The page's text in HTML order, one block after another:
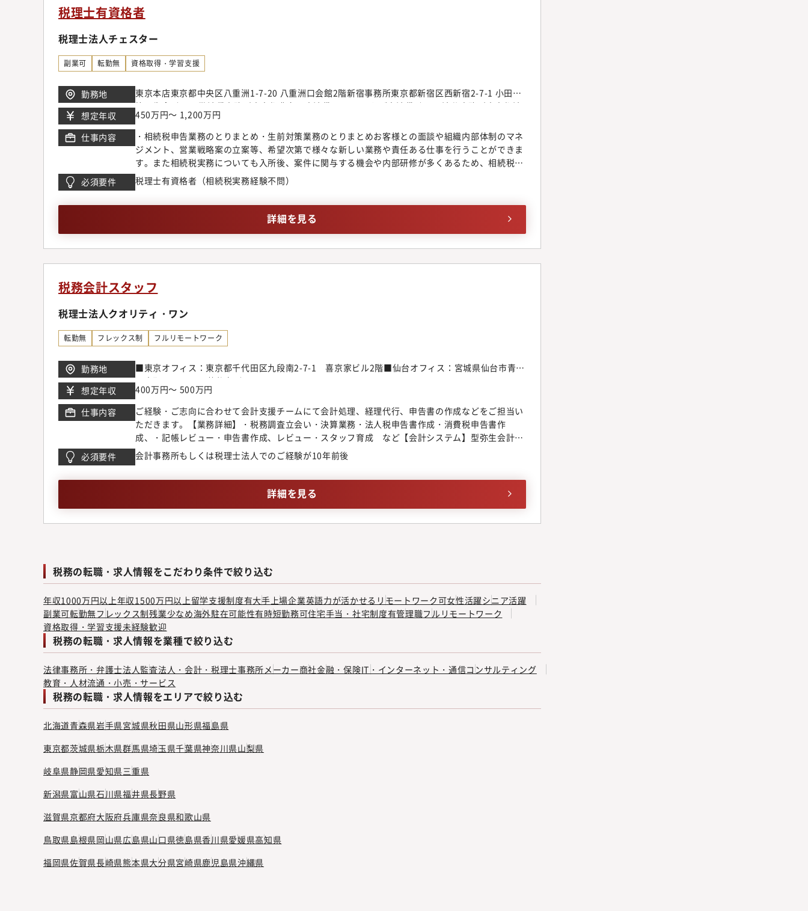
税理士有資格者
税理士法人チェスター
副業可 転勤無 資格取得・学習支援
勤務地
東京本店東京都中央区八重洲1-7-20 八重洲口会館2階新宿事務所東京都新宿区西新宿2-7-1 小田急
第一生命ビル22階池袋事務所東京都豊島区東池袋1-34-5 いちご東池袋ビル5F渋谷事務所東京都渋
谷区道玄坂1-12-1 渋谷マークシティWEST22階立川事務所東京都立川市曙町2-38-5 立川ビジネス
センタービル9階千葉事務所千葉県船橋市本町2-1-1 船橋スクエア２１ 6階横浜事務所神奈川県横
浜市神奈川区鶴屋町2-23-2 TSプラザビル5階湘南藤沢事務所神奈川県藤沢市南藤沢4-3 日本生命南
藤沢ビル3階大宮事務所埼玉県さいたま市大宮区桜木町1-9-6 大宮センタービル2階名古屋事務所愛
之島ビル13階京都事務所京都府京都市中京区笹屋町435 京都御池第一生命ビルディング 6階神戸事
区博多駅東1-13-6 いちご博多イーストビル2階※ 勤務地はご希望に応じて選択していただけます。
想定年収
450万円～ 1,200万円
仕事内容
・相続税申告業務のとりまとめ・生前対策業務のとりまとめお客様との面談や組織内部体制のマネ
ジメント、営業戦略案の立案等、希望次第で様々な新しい業務や責任ある仕事を行うことができま
す。また相続税実務についても入所後、案件に関与する機会や内部研修が多くあるため、相続税業
務経験が少なくても問題ございません。また、事務所としても独立志向の方を応援する社風で、実
際に独立されてからも業務提携を結んでいる方もいらっしゃいます。キャリアパスとして、新たに
拠点を立ち上げる際の拠点長を目指すことも可能です。
必須要件 税理士有資格者（相続税実務経験不問）
詳細を見る
税務会計スタッフ
税理士法人クオリティ・ワン
転勤無 フレックス制 フルリモートワーク
勤務地
■東京オフィス：東京都千代田区九段南2-7-1 喜京家ビル2階■仙台オフィス：宮城県仙台市青葉
区本町1-12-7 三共仙台ビル6F
想定年収
400万円～ 500万円
仕事内容
ご経験・ご志向に合わせて会計支援チームにて会計処理、経理代行、申告書の作成などをご担当い
ただきます。【業務詳細】・税務調査立会い・決算業務・法人税申告書作成・消費税申告書作
成、・記帳レビュー・申告書作成、レビュー・スタッフ育成 など【会計システム】型弥生会計
（8割）、あとはマネーフォワード、freeeなど
必須要件 会計事務所もしくは税理士法人でのご経験が10年前後
詳細を見る
税務の転職・求人情報をこだわり条件で絞り込む
年収1000万円以上年収1500万円以上留学支援制度有大手 上場企業英語力が活かせる リモートワーク可女性活躍シニア活躍
副業可転勤無フレックス制残業少なめ海外駐在可能性有時短勤務可住宅手当・社宅制度有管理職フルリモートワーク
資格取得・学習支援未経験歓迎
税務の転職・求人情報を業種で絞り込む
法律事務所・弁護士法人監査法人・会計・税理士事務所メーカー商社金融・保険IT・インターネット・通信コンサルティング
教育・人材流通・小売・サービス
税務の転職・求人情報をエリアで絞り込む
北海道青森県岩手県宮城県秋田県山形県福島県
東京都茨城県栃木県群馬県埼玉県千葉県神奈川県山梨県
岐阜県静岡県愛知県三重県
新潟県富山県石川県福井県長野県
滋賀県京都府大阪府兵庫県奈良県和歌山県
鳥取県島根県岡山県広島県山口県徳島県香川県愛媛県高知県
福岡県佐賀県長崎県熊本県大分県宮崎県鹿児島県沖縄県